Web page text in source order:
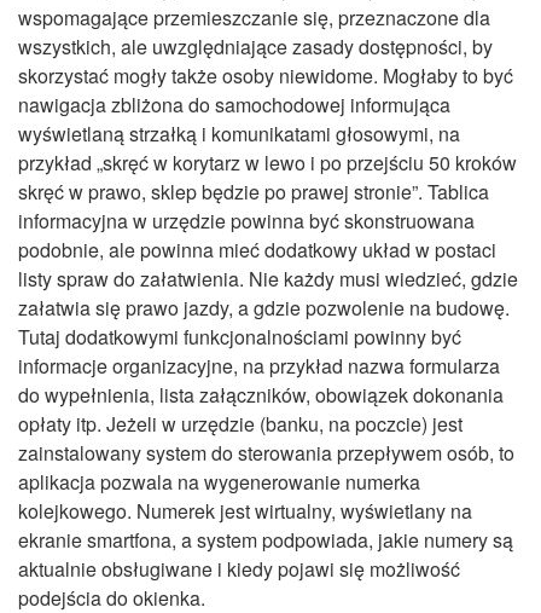
wspomagające przemieszczanie się, przeznaczone dla
wszystkich, ale uwzględniające zasady dostępności, by
skorzystać mogły także osoby niewidome. Mogłaby to być
nawigacja zbliżona do samochodowej informująca
wyświetlaną strzałką i komunikatami głosowymi, na
przykład „skręć w korytarz w lewo i po przejściu 50 kroków
skręć w prawo, sklep będzie po prawej stronie”. Tablica
informacyjna w urzędzie powinna być skonstruowana
podobnie, ale powinna mieć dodatkowy układ w postaci
listy spraw do załatwienia. Nie każdy musi wiedzieć, gdzie
załatwia się prawo jazdy, a gdzie pozwolenie na budowę.
Tutaj dodatkowymi funkcjonalnościami powinny być
informacje organizacyjne, na przykład nazwa formularza
do wypełnienia, lista załączników, obowiązek dokonania
opłaty itp. Jeżeli w urzędzie (banku, na poczcie) jest
zainstalowany system do sterowania przepływem osób, to
aplikacja pozwala na wygenerowanie numerka
kolejkowego. Numerek jest wirtualny, wyświetlany na
ekranie smartfona, a system podpowiada, jakie numery są
aktualnie obsługiwane i kiedy pojawi się możliwość
podejścia do okienka.